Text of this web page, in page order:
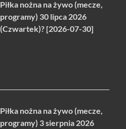
Piłka nożna na żywo (mecze,
programy) 30 lipca 2026
(Czwartek)? [2026-07-30]
Piłka nożna na żywo (mecze,
programy) 3 sierpnia 2026